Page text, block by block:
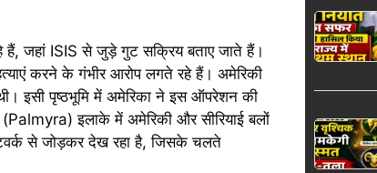
हैं, जहां ISIS से जुड़े गुट सक्रिय बताए जाते हैं।
करने के गंभीर आरोप लगते रहे हैं। अमेरिकी
इसी पृष्ठभूमि में अमेरिका ने इस ऑपरेशन की
इलाके में अमेरिकी और सीरियाई बलों
से जोड़कर देख रहा है, जिसके चलते